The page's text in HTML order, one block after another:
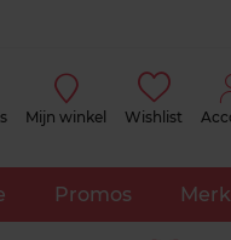
Mijn winkel Wishlist
Promos